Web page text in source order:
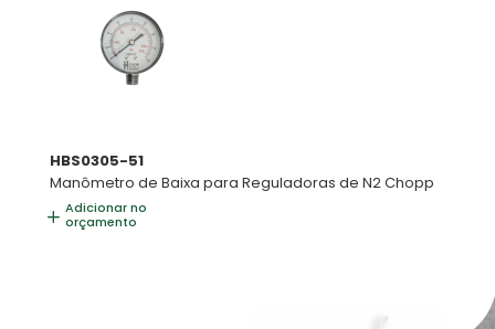
HBS0305-51
Manômetro de Baixa para Reguladoras de N2 Chopp
Adicionar no
orçamento